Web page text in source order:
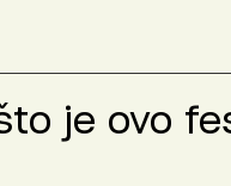
je ovo